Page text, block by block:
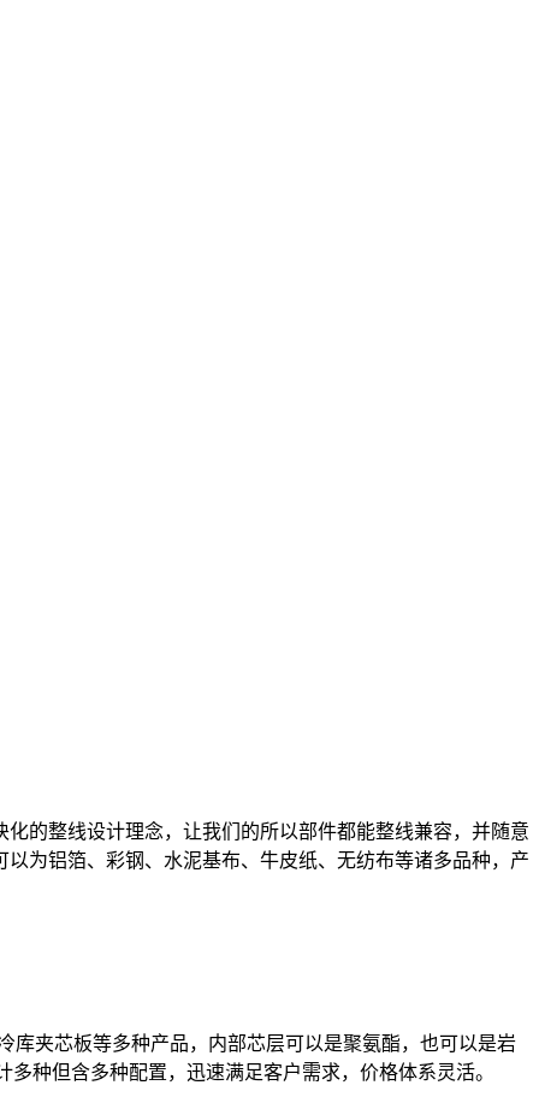
的整线设计理念，让我们的所以部件都能整线兼容，并随意
为铝箔、彩钢、水泥基布、牛皮纸、无纺布等诸多品种，产
库夹芯板等多种产品，内部芯层可以是聚氨酯，也可以是岩
种但含多种配置，迅速满足客户需求，价格体系灵活。